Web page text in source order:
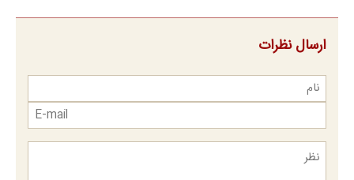
ارسال نظرات